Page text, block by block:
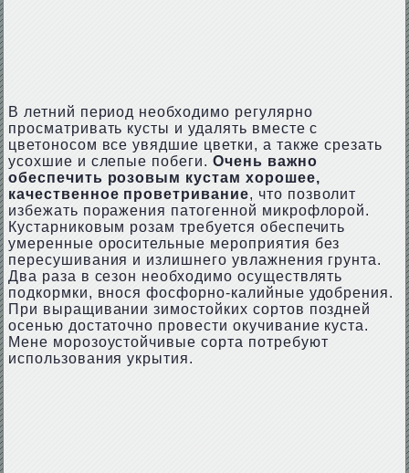
В летний период необходимо регулярно
просматривать кусты и удалять вместе с
цветоносом все увядшие цветки, а также срезать
усохшие и слепые побеги. Очень важно
обеспечить розовым кустам хорошее,
качественное проветривание, что позволит
избежать поражения патогенной микрофлорой.
Кустарниковым розам требуется обеспечить
умеренные оросительные мероприятия без
пересушивания и излишнего увлажнения грунта.
Два раза в сезон необходимо осуществлять
подкормки, внося фосфорно-калийные удобрения.
При выращивании зимостойких сортов поздней
осенью достаточно провести окучивание куста.
Мене морозоустойчивые сорта потребуют
использования укрытия.